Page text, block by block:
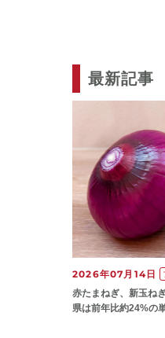
最新記事
2026年07月14日
赤たまねぎ、新玉ね
県は前年比約24%の